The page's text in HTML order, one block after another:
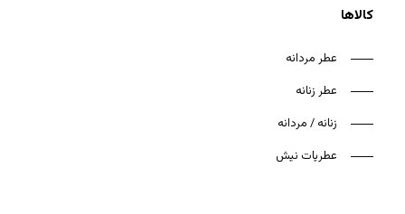
هیچ محصولی در سبد خرید نیست.
کالاها
عطر مردانه
عطر زنانه
زنانه / مردانه
عطریات نیش